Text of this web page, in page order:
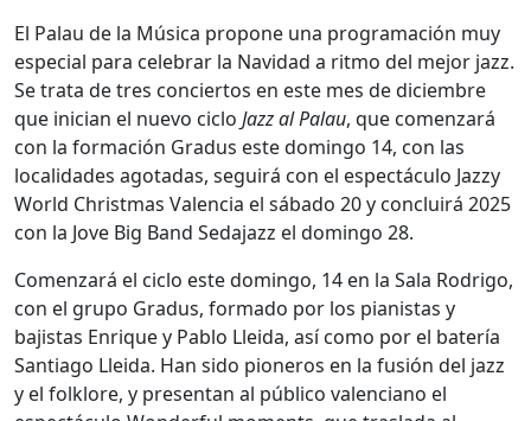
El Palau de la Música propone una programación muy
especial para celebrar la Navidad a ritmo del mejor jazz.
Se trata de tres conciertos en este mes de diciembre
que inician el nuevo ciclo Jazz al Palau, que comenzará
con la formación Gradus este domingo 14, con las
localidades agotadas, seguirá con el espectáculo Jazzy
World Christmas Valencia el sábado 20 y concluirá 2025
con la Jove Big Band Sedajazz el domingo 28.
Comenzará el ciclo este domingo, 14 en la Sala Rodrigo,
con el grupo Gradus, formado por los pianistas y
bajistas Enrique y Pablo Lleida, así como por el batería
Santiago Lleida. Han sido pioneros en la fusión del jazz
y el folklore, y presentan al público valenciano el